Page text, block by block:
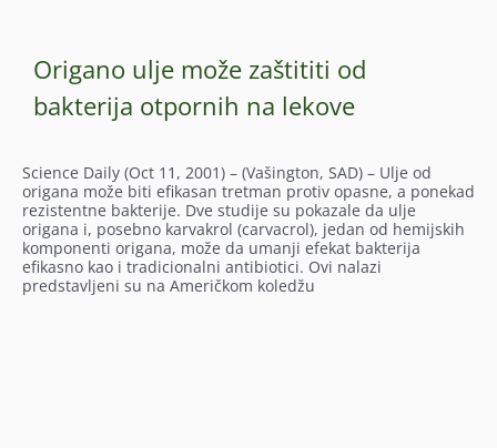
Origano ulje može zaštititi od
bakterija otpornih na lekove
Science Daily (Oct 11, 2001) – (Vašington, SAD) – Ulje od
origana može biti efikasan tretman protiv opasne, a ponekad
rezistentne bakterije. Dve studije su pokazale da ulje
origana i, posebno karvakrol (carvacrol), jedan od hemijskih
komponenti origana, može da umanji efekat bakterija
efikasno kao i tradicionalni antibiotici. Ovi nalazi
predstavljeni su na Američkom koledžu